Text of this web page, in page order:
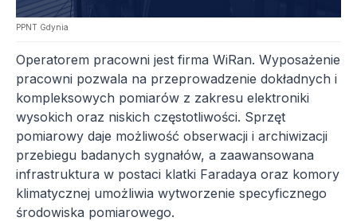
PPNT Gdynia
Operatorem pracowni jest firma WiRan. Wyposażenie
pracowni pozwala na przeprowadzenie dokładnych i
kompleksowych pomiarów z zakresu elektroniki
wysokich oraz niskich częstotliwości. Sprzęt
pomiarowy daje możliwość obserwacji i archiwizacji
przebiegu badanych sygnałów, a zaawansowana
infrastruktura w postaci klatki Faradaya oraz komory
klimatycznej umożliwia wytworzenie specyficznego
środowiska pomiarowego.